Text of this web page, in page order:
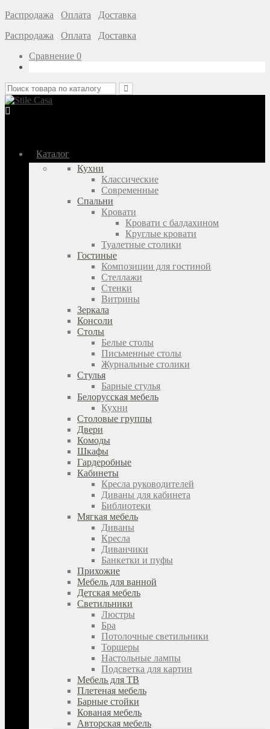
Распродажа Оплата
Доставка
Распродажа
Оплата
Доставка
Сравнение 0
Каталог
Кухни
Классические
Современные
Спальни
Кровати
Кровати с балдахином
Круглые кровати
Туалетные столики
Гостиные
Композиции для гостиной
Стеллажи
Стенки
Витрины
Зеркала
Консоли
Столы
Белые столы
Письменные столы
Журнальные столики
Стулья
Барные стулья
Белорусская мебель
Кухни
Столовые группы
Двери
Комоды
Шкафы
Гардеробные
Кабинеты
Кресла руководителей
Диваны для кабинета
Библиотеки
Мягкая мебель
Диваны
Кресла
Диванчики
Банкетки и пуфы
Прихожие
Мебель для ванной
Детская мебель
Светильники
Люстры
Бра
Потолочные светильники
Торшеры
Настольные лампы
Подсветка для картин
Мебель для ТВ
Плетеная мебель
Барные стойки
Кованая мебель
Авторская мебель